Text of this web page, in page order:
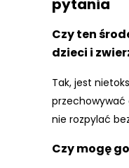
pytania
Czy ten
dzieci i
Tak, jest
przechowywać
nie rozpylać
Czy mogę